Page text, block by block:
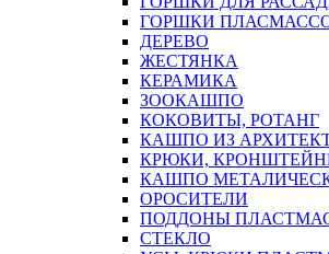
ГОРШКИ
ДЕРЕВО
ЖЕСТЯНКА
КЕРАМИКА
ЗООКАШПО
КОКОВИТЫ, РОТАНГ
КАШПО ИЗ
КРЮКИ,
КАШПО
ОРОСИТЕЛИ
ПОДДОНЫ
СТЕКЛО